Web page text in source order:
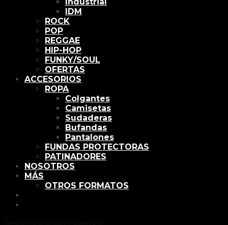
IDM
ROCK
POP
REGGAE
HIP-HOP
FUNKY/SOUL
OFERTAS
ACCESORIOS
ROPA
Colgantes
Camisetas
Sudaderas
Bufandas
Pantalones
FUNDAS PROTECTORAS
PATINADORES
NOSOTROS
MÁS
OTROS FORMATOS